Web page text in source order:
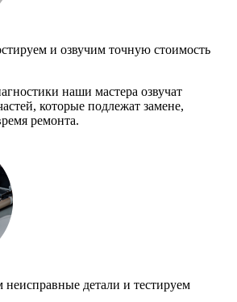
и озвучим точную стоимость
наши мастера озвучат
которые подлежат замене,
ремонта.
детали и тестируем